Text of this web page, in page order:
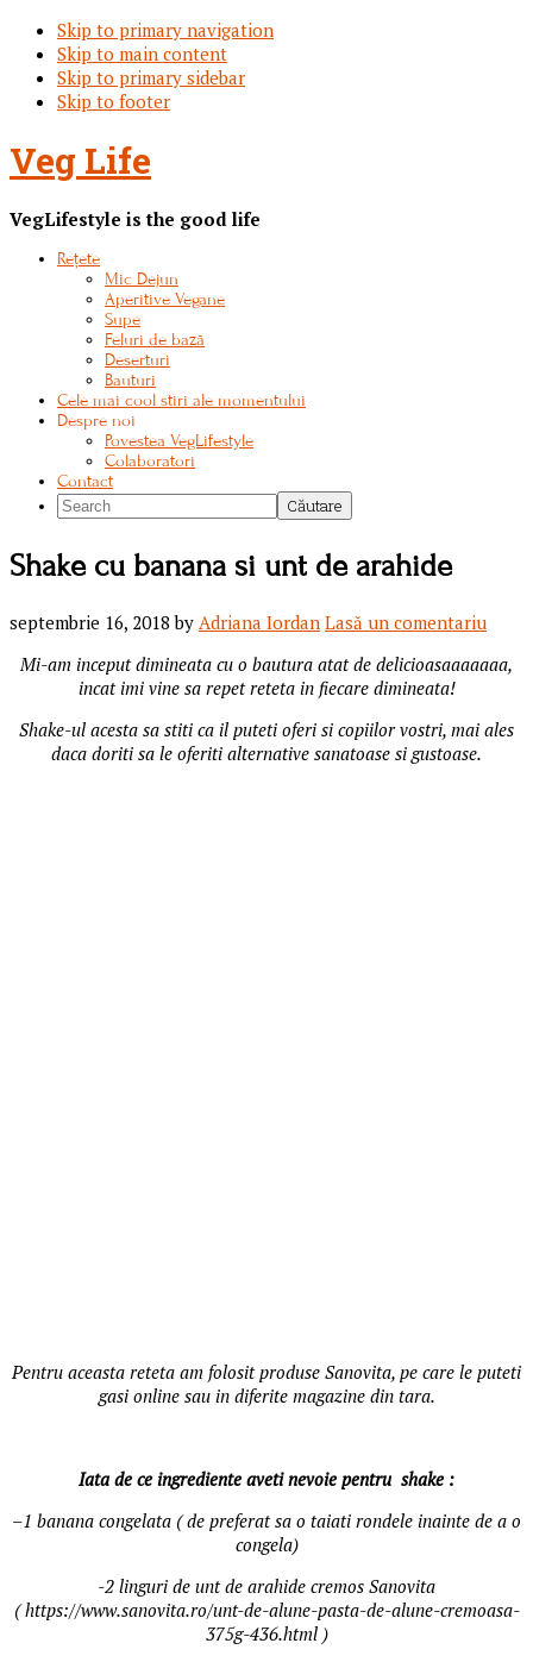
Skip to primary navigation
Skip to main content
Skip to primary sidebar
Skip to footer
Veg Life
VegLifestyle is the good life
Rețete
Mic Dejun
Aperitive Vegane
Supe
Feluri de bază
Deserturi
Bauturi
Cele mai cool stiri ale momentului
Despre noi
Povestea VegLifestyle
Colaboratori
Contact
Search
Shake cu banana si unt de arahide
septembrie 16, 2018 by Adriana Iordan Lasă un comentariu
Mi-am inceput dimineata cu o bautura atat de delicioasaaaaaaa,
incat imi vine sa repet reteta in fiecare dimineata!
Shake-ul acesta sa stiti ca il puteti oferi si copiilor vostri, mai ales
daca doriti sa le oferiti alternative sanatoase si gustoase.
Pentru aceasta reteta am folosit produse Sanovita, pe care le puteti
gasi online sau in diferite magazine din tara.
Iata de ce ingrediente aveti nevoie pentru shake :
–1 banana congelata ( de preferat sa o taiati rondele inainte de a o
congela)
-2 linguri de unt de arahide cremos Sanovita
( https://www.sanovita.ro/unt-de-alune-pasta-de-alune-cremoasa-
375g-436.html )